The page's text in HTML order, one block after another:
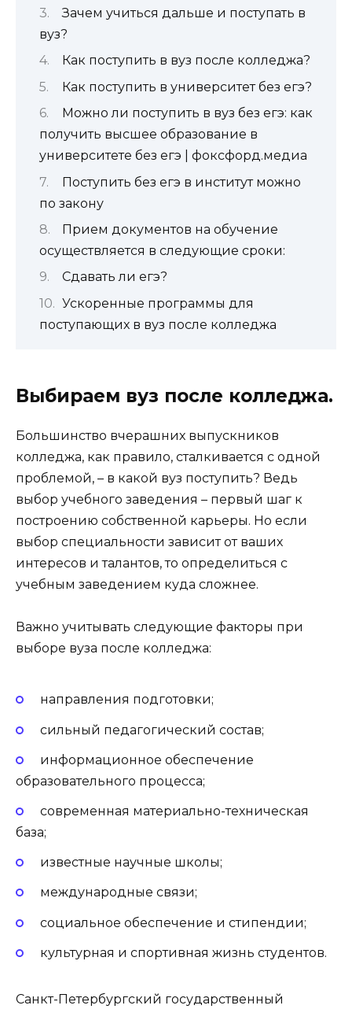
Зачем учиться дальше и поступать в
вуз?
Как поступить в вуз после колледжа?
Как поступить в университет без егэ?
Можно ли поступить в вуз без егэ: как
получить высшее образование в
университете без егэ | фоксфорд.медиа
Поступить без егэ в институт можно
по закону
Прием документов на обучение
осуществляется в следующие сроки:
Сдавать ли егэ?
Ускоренные программы для
поступающих в вуз после колледжа
Выбираем вуз после колледжа.
Большинство вчерашних выпускников
колледжа, как правило, сталкивается с одной
проблемой, – в какой вуз поступить? Ведь
выбор учебного заведения – первый шаг к
построению собственной карьеры. Но если
выбор специальности зависит от ваших
интересов и талантов, то определиться с
учебным заведением куда сложнее.
Важно учитывать следующие факторы при
выборе вуза после колледжа:
направления подготовки;
сильный педагогический состав;
информационное обеспечение
образовательного процесса;
современная материально-техническая
база;
известные научные школы;
международные связи;
социальное обеспечение и стипендии;
культурная и спортивная жизнь студентов.
Санкт-Петербургский государственный